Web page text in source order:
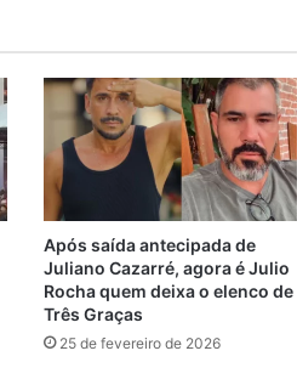
Após saída antecipada de
Juliano Cazarré, agora é Julio
Rocha quem deixa o elenco de
Três Graças
25 de fevereiro de 2026